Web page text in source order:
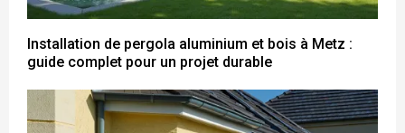
Installation de pergola aluminium et bois à Metz :
guide complet pour un projet durable